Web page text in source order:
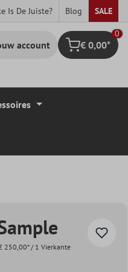
Is De Juiste? Blog SALE
account Winkelmandje
0
€ 0,00*
250,00* / 1 Vierkante